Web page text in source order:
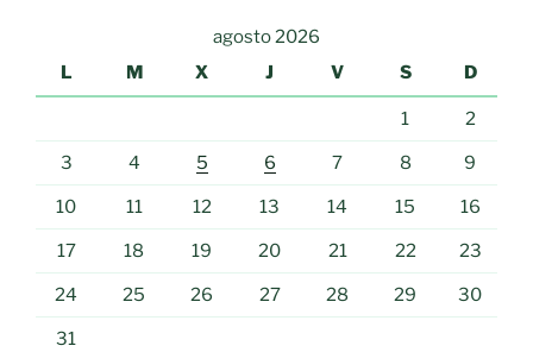
agosto 2026
L
M X J V S D
1 2
3 4 5 6 7 8 9
10 11 12 13 14 15 16
17 18 19 20 21 22 23
24 25 26 27 28 29 30
31